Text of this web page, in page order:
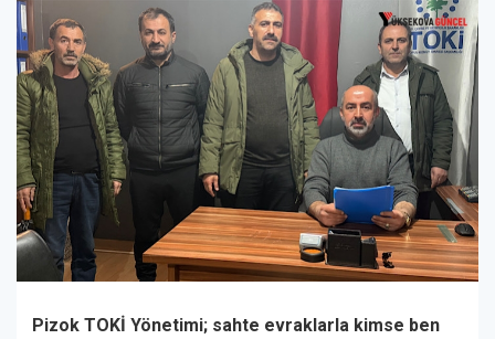
Pizok TOKİ Yönetimi; sahte evraklarla kimse ben